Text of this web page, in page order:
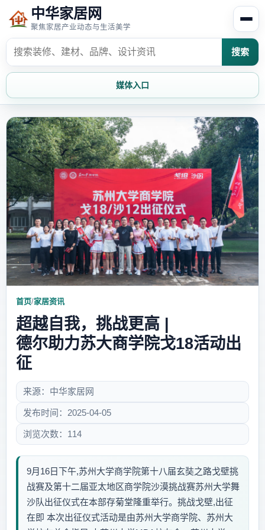
中华家居网
聚焦家居产业动态与生活美学
搜索
媒体入口
首页
家居风水 家居欣赏
时尚饰家 装修设计
家具知识 家居文化
家装攻略 创意家居
首页/家居资讯
超越自我，挑战更高 |
德尔助力苏大商学院戈18活动出
征
来源：中华家居网
发布时间：2025-04-05
浏览次数：114
9月16日下午,苏州大学商学院第十八届玄奘之路戈壁挑
战赛及第十二届亚太地区商学院沙漠挑战赛苏州大学舞
沙队出征仪式在本部存菊堂隆重举行。挑战戈壁,出征
在即 本次出征仪式活动是由苏州大学商学院、苏州大